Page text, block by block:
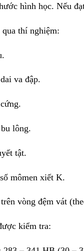
hình học. Nếu
thí nghiệm:
va đập.
lông.
tật.
mômen xiết K.
vòng đệm vát
kiểm tra: